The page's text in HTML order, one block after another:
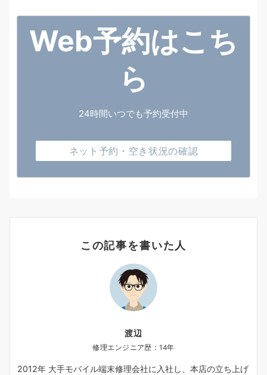
Web予約はこち
ら
24時間いつでも予約受付中
ネット予約・空き状況の確認
この記事を書いた人
渡辺
修理エンジニア歴：14年
2012年 大手モバイル端末修理会社に入社し、本店の立ち上げ